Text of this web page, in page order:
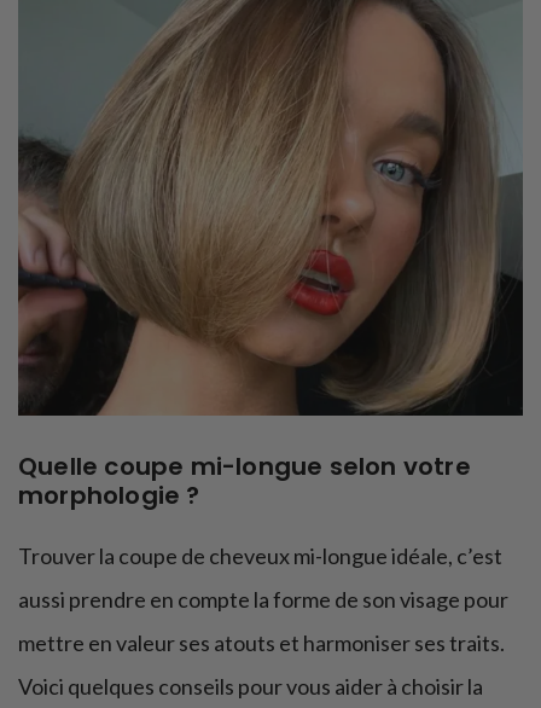
Quelle coupe mi-longue selon votre
morphologie ?
Trouver la coupe de cheveux mi-longue idéale, c’est
aussi prendre en compte la forme de son visage pour
mettre en valeur ses atouts et harmoniser ses traits.
Voici quelques conseils pour vous aider à choisir la